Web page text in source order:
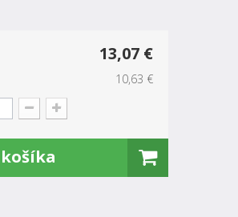
13,07 €
10,63 €